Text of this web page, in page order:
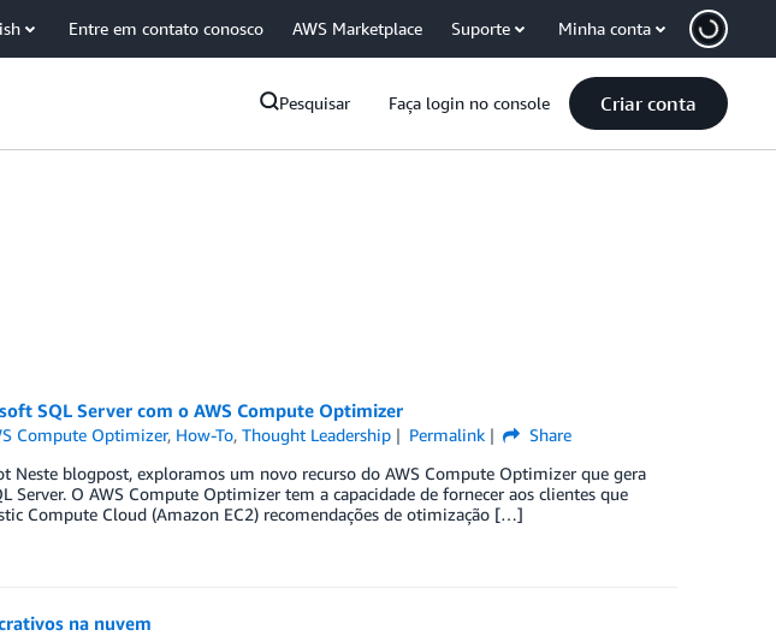
Entre em contato conosco AWS Marketplace Suporte Minha conta
Pesquisar Faça login no console Criar conta
SQL Server com o AWS Compute Optimizer
Compute Optimizer, How-To,Thought Leadership Permalink
Share
Neste blogpost, exploramos um novo recurso do AWS Compute Optimizer que gera
Server. O AWS Compute Optimizer tem a capacidade de fornecer aos clientes que
Compute Cloud (Amazon EC2) recomendações de otimização […]
na nuvem